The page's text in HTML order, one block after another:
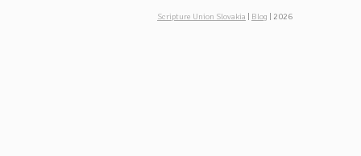
Scripture Union Slovakia | Blog | 2026